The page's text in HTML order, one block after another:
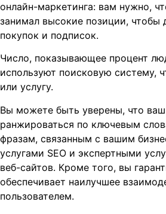
онлайн-маркетинга: вам нужно,
занимал высокие позиции, чтобы
покупок и подписок.
Число, показывающее процент
используют поисковую систему,
или услугу.
Вы можете быть уверены, что ваш
ранжироваться по ключевым
фразам, связанным с вашим
услугами SEO и экспертными
веб-сайтов. Кроме того, вы
обеспечивает наилучшее
пользователем.